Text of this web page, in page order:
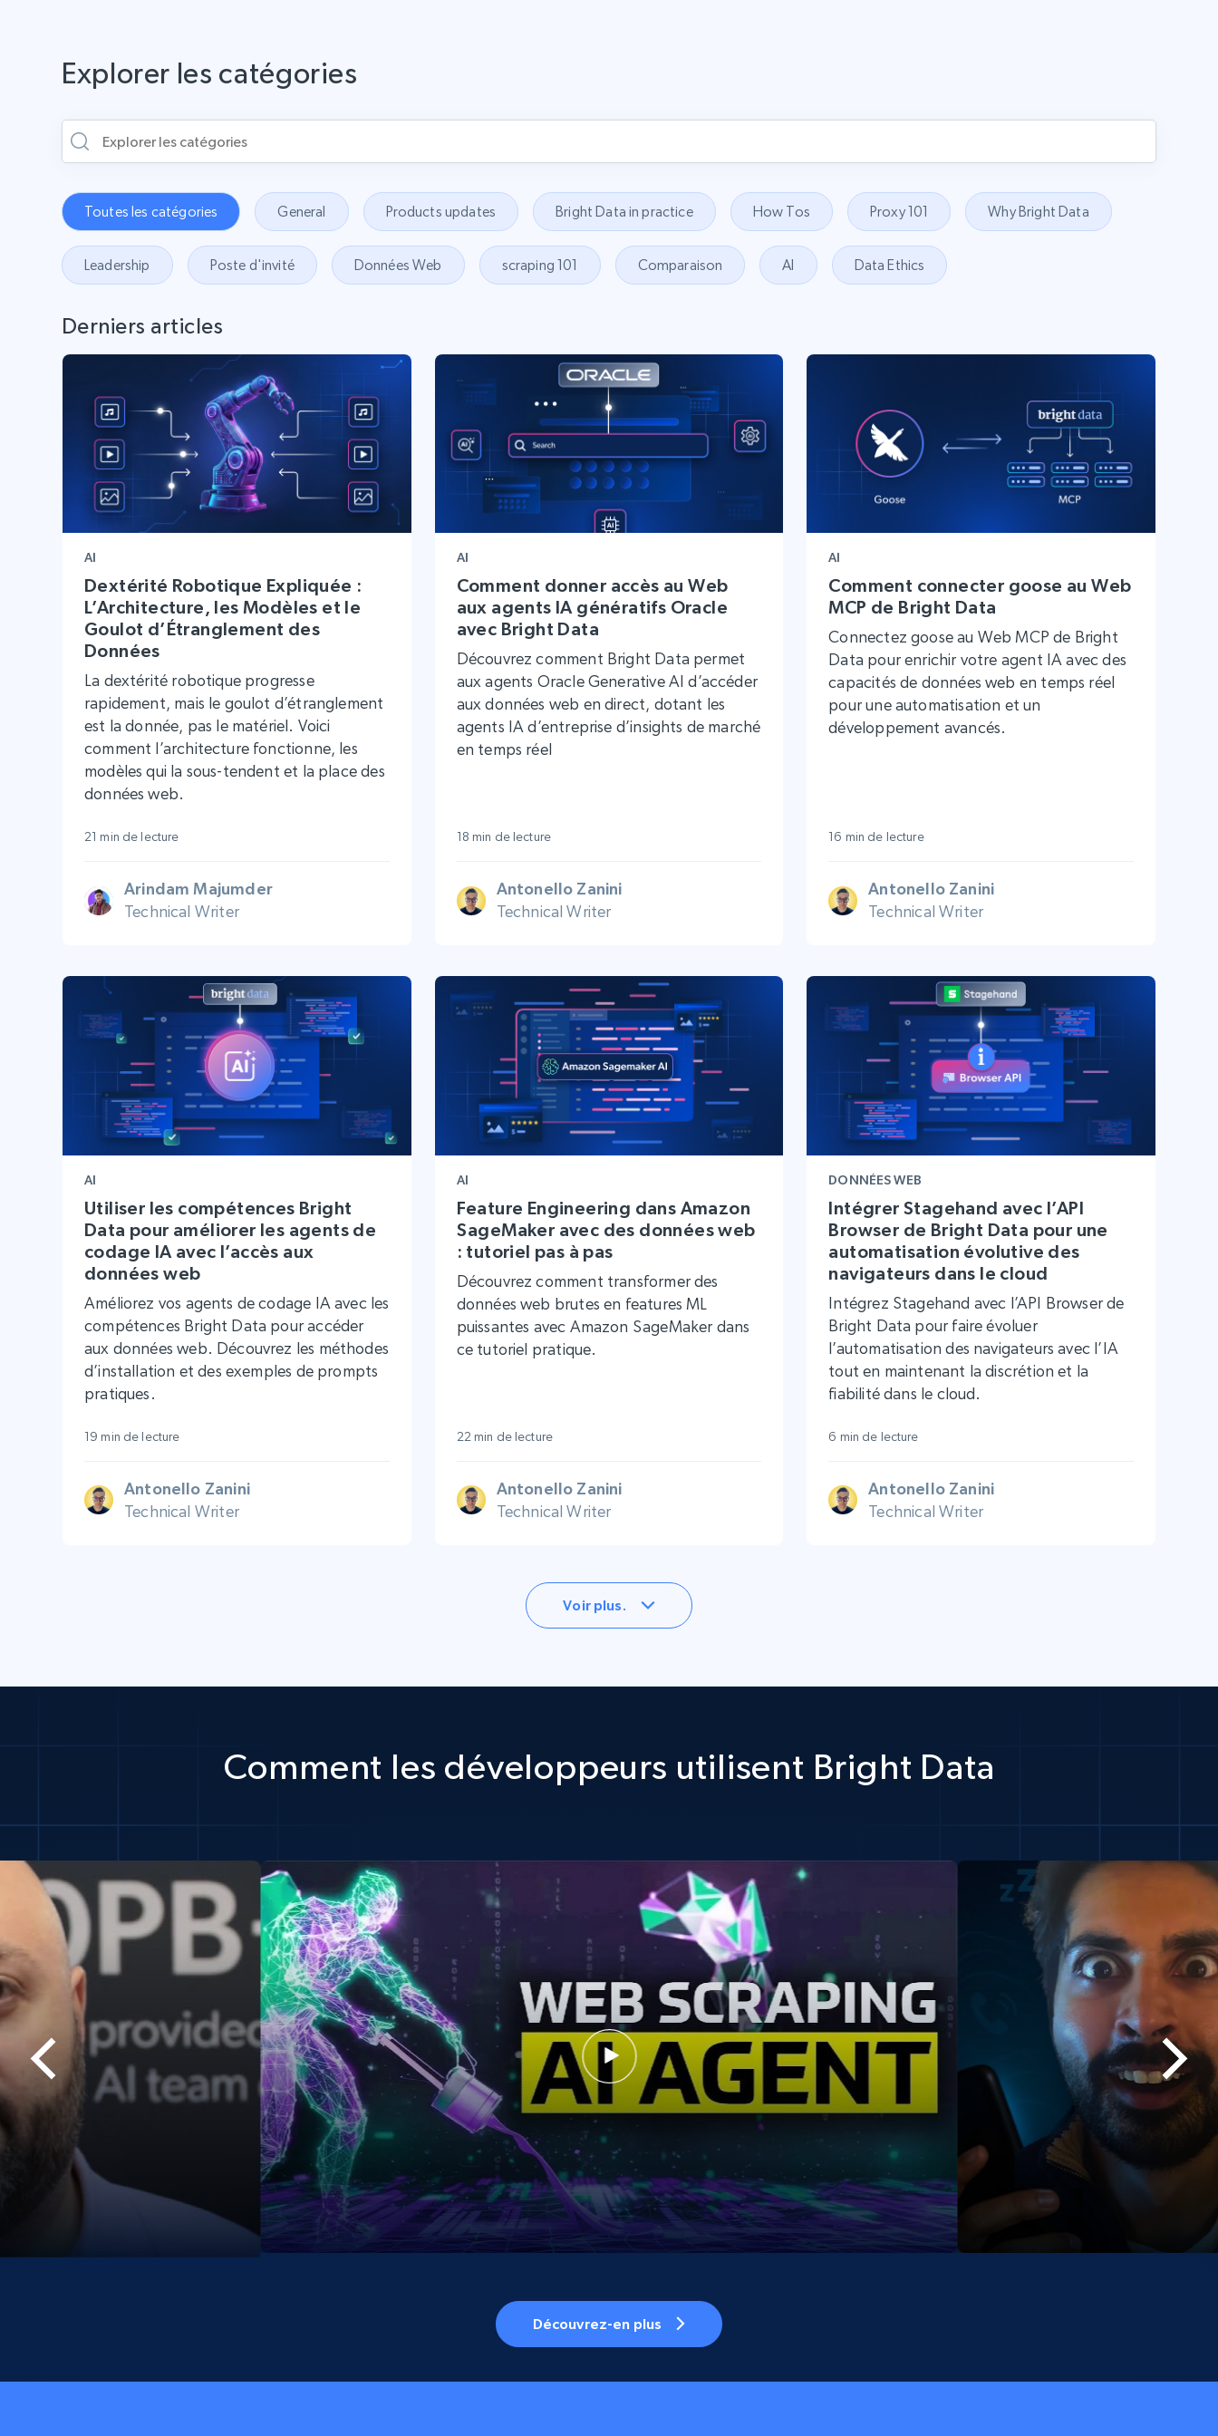
Explorer les catégories
Toutes les catégories General Products updates Bright Data in practice How Tos Proxy 101 Why Bright Data
Leadership Poste d'invité Données Web scraping 101 Comparaison AI Data Ethics
Derniers articles
AI
Dextérité Robotique Expliquée :
L’Architecture, les Modèles et le
Goulot d’Étranglement des
Données
La dextérité robotique progresse
rapidement, mais le goulot d’étranglement
est la donnée, pas le matériel. Voici
comment l’architecture fonctionne, les
modèles qui la sous-tendent et la place des
données web.
21 min de lecture
Arindam Majumder
Technical Writer
AI
Comment donner accès au Web
aux agents IA génératifs Oracle
avec Bright Data
Découvrez comment Bright Data permet
aux agents Oracle Generative AI d’accéder
aux données web en direct, dotant les
agents IA d’entreprise d’insights de marché
en temps réel
18 min de lecture
Antonello Zanini
Technical Writer
AI
Comment connecter goose au Web
MCP de Bright Data
Connectez goose au Web MCP de Bright
Data pour enrichir votre agent IA avec des
capacités de données web en temps réel
pour une automatisation et un
développement avancés.
16 min de lecture
Antonello Zanini
Technical Writer
AI
Utiliser les compétences Bright
Data pour améliorer les agents de
codage IA avec l’accès aux
données web
Améliorez vos agents de codage IA avec les
compétences Bright Data pour accéder
aux données web. Découvrez les méthodes
d’installation et des exemples de prompts
pratiques.
19 min de lecture
Antonello Zanini
Technical Writer
AI
Feature Engineering dans Amazon
SageMaker avec des données web
: tutoriel pas à pas
Découvrez comment transformer des
données web brutes en features ML
puissantes avec Amazon SageMaker dans
ce tutoriel pratique.
22 min de lecture
Antonello Zanini
Technical Writer
DONNÉES WEB
Intégrer Stagehand avec l’API
Browser de Bright Data pour une
automatisation évolutive des
navigateurs dans le cloud
Intégrez Stagehand avec l’API Browser de
Bright Data pour faire évoluer
l’automatisation des navigateurs avec l’IA
tout en maintenant la discrétion et la
fiabilité dans le cloud.
6 min de lecture
Antonello Zanini
Technical Writer
Voir plus.
Comment les développeurs utilisent Bright Data
Découvrez-en plus